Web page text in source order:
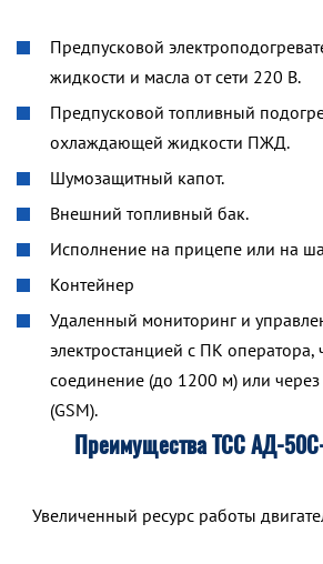
Предпусковой
жидкости и масла от сети 220 В.
Предпусковой топливный
охлаждающей жидкости ПЖД.
Шумозащитный капот.
Внешний топливный бак.
Исполнение на прицепе или на
Контейнер
Удаленный мониторинг и
электростанцией с ПК оператора,
соединение (до 1200 м) или
(GSM).
Преимущества ТСС АД-
Увеличенный ресурс работы